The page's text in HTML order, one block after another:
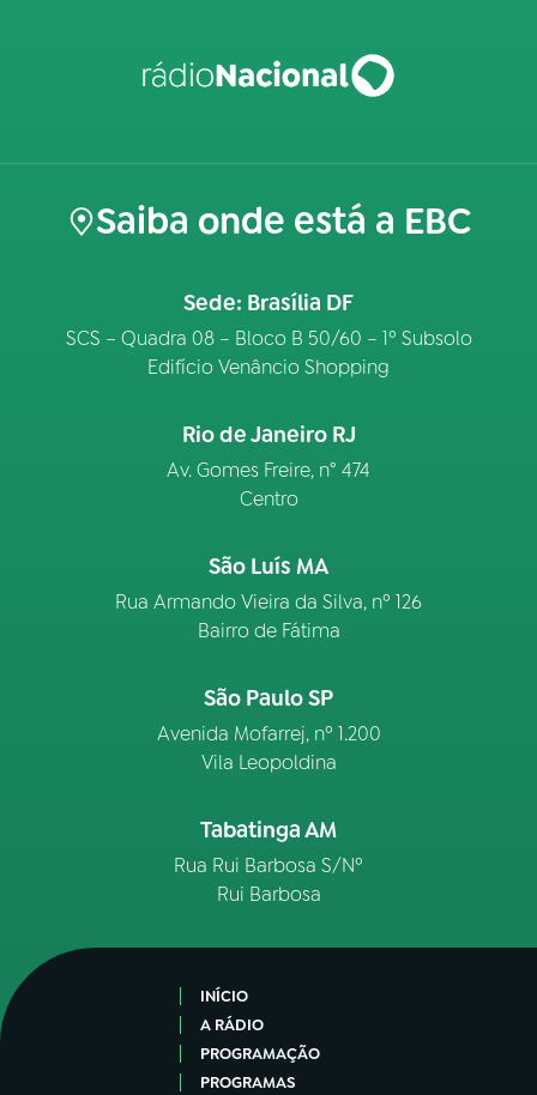
Saiba onde está a EBC
Sede: Brasília DF
SCS – Quadra 08 – Bloco B 50/60 – 1º Subsolo
Edifício Venâncio Shopping
Rio de Janeiro RJ
Av. Gomes Freire, n° 474
Centro
São Luís MA
Rua Armando Vieira da Silva, nº 126
Bairro de Fátima
São Paulo SP
Avenida Mofarrej, nº 1.200
Vila Leopoldina
Tabatinga AM
Rua Rui Barbosa S/Nº
Rui Barbosa
INÍCIO
A RÁDIO
PROGRAMAÇÃO
PROGRAMAS